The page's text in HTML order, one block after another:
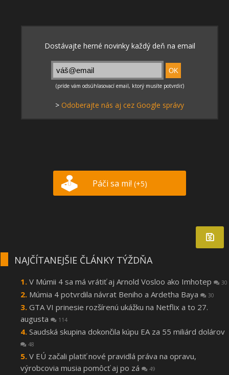
> Odoberajte nás aj cez Google správy
Páči sa mi! (+5)
NAJČÍTANEJŠIE ČLÁNKY TÝŽDŇA
V Múmii 4 sa má vrátiť aj Arnold Vosloo ako Imhotep 30
Múmia 4 potvrdila návrat Beniho a Ardetha Baya 30
GTA VI prinesie rozšírenú ukážku na Netflix a to 27.
augusta
114
Saudská skupina dokončila kúpu EA za 55 miliárd dolárov
48
V EÚ začali platiť nové pravidlá práva na opravu,
výrobcovia musia pomôcť aj po zá
49